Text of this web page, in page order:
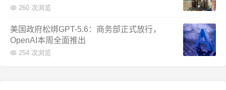
260 次浏览
美国政府松绑GPT-5.6：商务部正式放行，
OpenAI本周全面推出
254 次浏览